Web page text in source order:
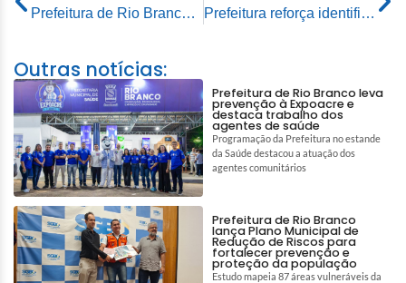
Prefeitura de Rio Branco avança em mais uma etapa do Projeto Previdência Sustentável promovido pela CNM
Prefeitura reforça identificação para agentes de endemias em ações contra dengue na capital
Outras notícias:
Prefeitura de Rio Branco leva
prevenção à Expoacre e
destaca trabalho dos
agentes de saúde
Programação da Prefeitura no estande
da Saúde destacou a atuação dos
agentes comunitários
Prefeitura de Rio Branco
lança Plano Municipal de
Redução de Riscos para
fortalecer prevenção e
proteção da população
Estudo mapeia 87 áreas vulneráveis da